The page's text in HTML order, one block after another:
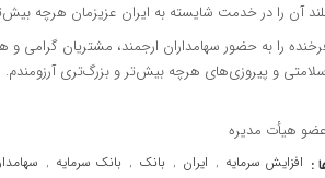
آن را در خدمت شایسته به ایران عزیزمان هرچه
را به حضور سهامداران ارجمند، مشتریان گرامی و
و پیروزی‌های هرچه بیش‌تر و بزرگ‌تری آرزومندم.
هیأت مدیره
: افزایش سرمایه , ایران , بانک , بانک سرمایه ,